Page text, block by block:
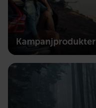
Kampanjprodukter